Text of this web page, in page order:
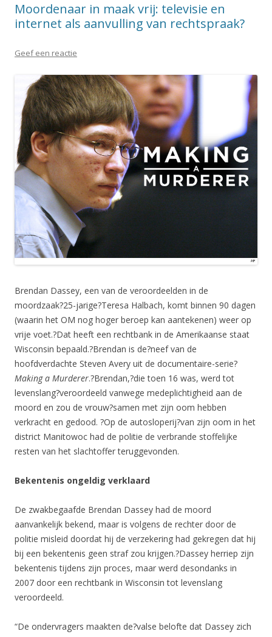
Moordenaar in maak vrij: televisie en
internet als aanvulling van rechtspraak?
Geef een reactie
Brendan Dassey, een van de veroordeelden in de
moordzaak?25-jarige?Teresa Halbach, komt binnen 90 dagen
(waarin het OM nog hoger beroep kan aantekenen) weer op
vrije voet.?Dat heeft een rechtbank in de Amerikaanse staat
Wisconsin bepaald.?Brendan is de?neef van de
hoofdverdachte Steven Avery uit de documentaire-serie?
Making a Murderer.?Brendan,?die toen 16 was, werd tot
levenslang?veroordeeld vanwege medeplichtigheid aan de
moord en zou de vrouw?samen met zijn oom hebben
verkracht en gedood. ?Op de autosloperij?van zijn oom in het
district Manitowoc had de politie de verbrande stoffelijke
resten van het slachtoffer teruggevonden.
Bekentenis ongeldig verklaard
De zwakbegaafde Brendan Dassey had de moord
aanvankelijk bekend, maar is volgens de rechter door de
politie misleid doordat hij de verzekering had gekregen dat hij
bij een bekentenis geen straf zou krijgen.?Dassey herriep zijn
bekentenis tijdens zijn proces, maar werd desondanks in
2007 door een rechtbank in Wisconsin tot levenslang
veroordeeld.
“De ondervragers maakten de?valse belofte dat Dassey zich